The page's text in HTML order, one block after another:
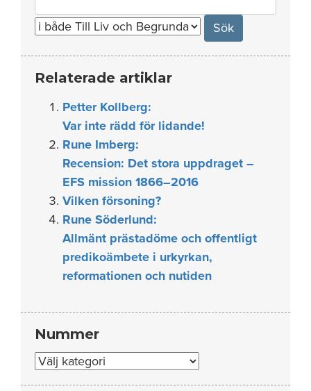
for:
Relaterade artiklar
Petter Kollberg:
Var inte rädd för lidande!
Rune Imberg:
Recension: Det stora uppdraget –
EFS mission 1866–2016
Vilken försoning?
Rune Söderlund:
Allmänt prästadöme och offentligt
predikoämbete i urkyrkan,
reformationen och nutiden
Nummer
Nummer